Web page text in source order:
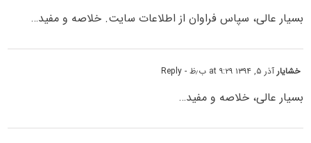
بسیار عالی، سپاس فراوان از اطلاعات سایت. خلاصه و مفید…
خشایارآذر ۵, ۱۳۹۴ at ۹:۲۹ ب٫ظ - Reply
بسیار عالی، خلاصه و مفید…